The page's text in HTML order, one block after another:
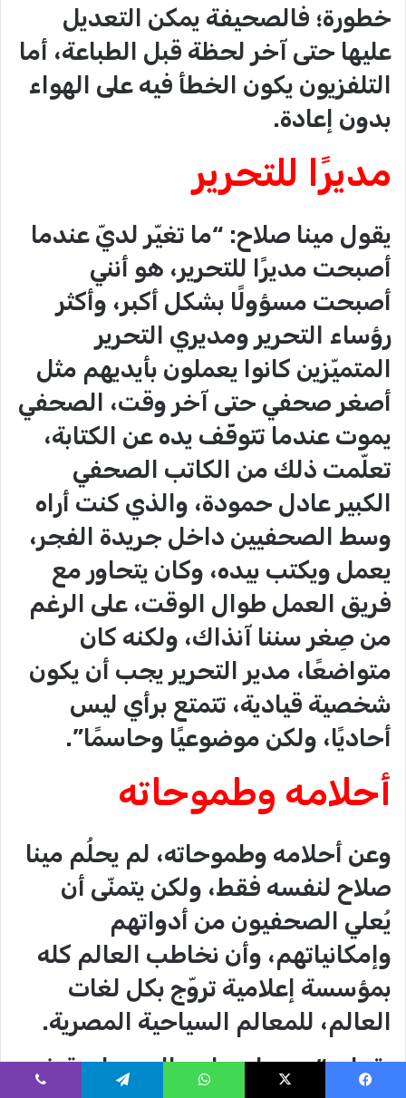
خطورة؛ فالصحيفة يمكن التعديل
عليها حتى آخر لحظة قبل الطباعة، أما
التلفزيون يكون الخطأ فيه على الهواء
بدون إعادة.
مديرًا للتحرير
يقول مينا صلاح: “ما تغيّر لديّ عندما
أصبحت مديرًا للتحرير، هو أنني
أصبحت مسؤولًا بشكل أكبر، وأكثر
رؤساء التحرير ومديري التحرير
المتميّزين كانوا يعملون بأيديهم مثل
أصغر صحفي حتى آخر وقت، الصحفي
يموت عندما تتوقّف يده عن الكتابة،
تعلّمت ذلك من الكاتب الصحفي
الكبير عادل حمودة، والذي كنت أراه
وسط الصحفيين داخل جريدة الفجر،
يعمل ويكتب بيده، وكان يتحاور مع
فريق العمل طوال الوقت، على الرغم
من صِغر سننا آنذاك، ولكنه كان
متواضعًا، مدير التحرير يجب أن يكون
شخصية قيادية، تتمتع برأي ليس
أحاديًا، ولكن موضوعيًا وحاسمًا”.
أحلامه وطموحاته
وعن أحلامه وطموحاته، لم يحلُم مينا
صلاح لنفسه فقط، ولكن يتمنّى أن
يُعلي الصحفيون من أدواتهم
وإمكانياتهم، وأن نخاطب العالم كله
بمؤسسة إعلامية تروّج بكل لغات
العالم، للمعالم السياحية المصرية.
يقول: “مصر لديها معالم سياحية غير